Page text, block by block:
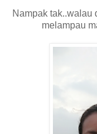
Nampak tak..walau
melampau